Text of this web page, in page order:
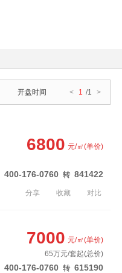
开盘时间 < 1 /1 >
400-176-0760 转 841422
6800 元/㎡(单价)
分享 收藏 对比
400-176-0760 转 615190
7000 元/㎡(单价)
65万元/套起(总价)